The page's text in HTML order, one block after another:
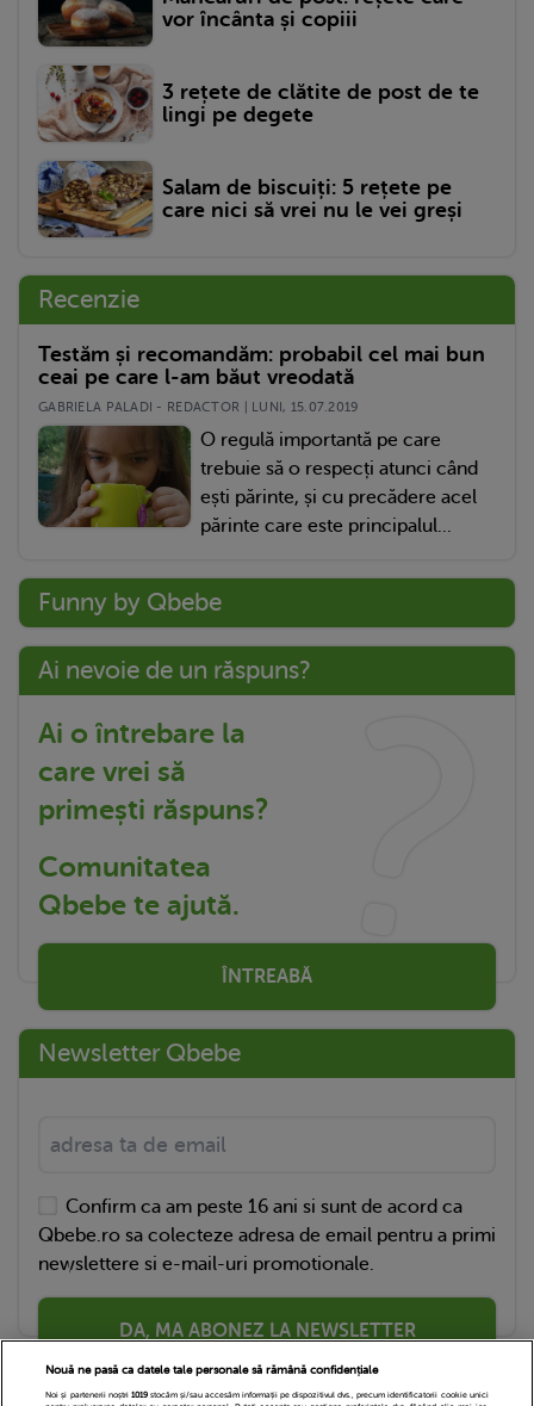
vor încânta și copiii
3 rețete de clătite de post de te
lingi pe degete
Salam de biscuiți: 5 rețete pe
care nici să vrei nu le vei greși
Recenzie
Testăm și recomandăm: probabil cel mai bun
ceai pe care l-am băut vreodată
GABRIELA PALADI - REDACTOR | LUNI, 15.07.2019
O regulă importantă pe care
trebuie să o respecți atunci când
ești părinte, și cu precădere acel
părinte care este principalul...
Funny by Qbebe
Ai nevoie de un răspuns?
Ai o întrebare la
care vrei să
primești răspuns?
Comunitatea
Qbebe te ajută.
ÎNTREABĂ
Newsletter Qbebe
Confirm ca am peste 16 ani si sunt de acord ca
Qbebe.ro sa colecteze adresa de email pentru a primi
newslettere si e-mail-uri promotionale.
DA, MA ABONEZ LA NEWSLETTER
Nouă ne pasă ca datele tale personale să rămână confidențiale
Noi și partenerii noștri 1019stocăm și/sau accesăm informații pe dispozitivul dvs., precum identificatorii cookie unici